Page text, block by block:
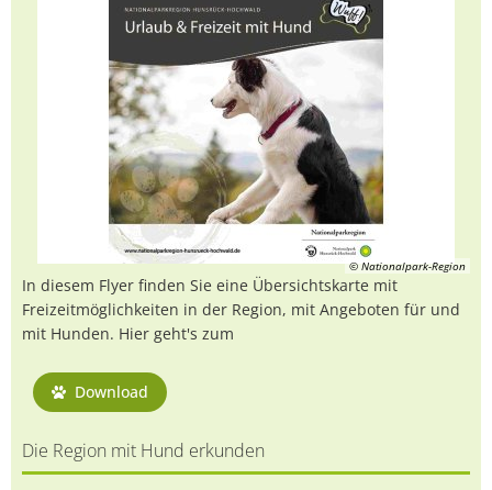
© Nationalpark-Region
In diesem Flyer finden Sie eine Übersichtskarte mit
Freizeitmöglichkeiten in der Region, mit Angeboten für und
mit Hunden. Hier geht's zum
Download
Die Region mit Hund erkunden